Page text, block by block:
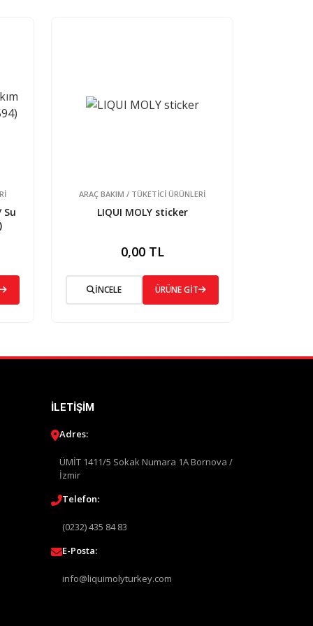
Su
ARAÇ BAKIM / TÜKETİCİ ÜRÜNLERİ
LIQUI MOLY sticker
0,00 TL
İNCELE ÜRÜNE GİT
İLETIŞIM
Adres:
ÜMİT 1411/5 Sokak Numara 1A Bornova /
İzmir
Telefon:
(0232) 435 84 83
E-Posta:
info@liquimolyturkey.com